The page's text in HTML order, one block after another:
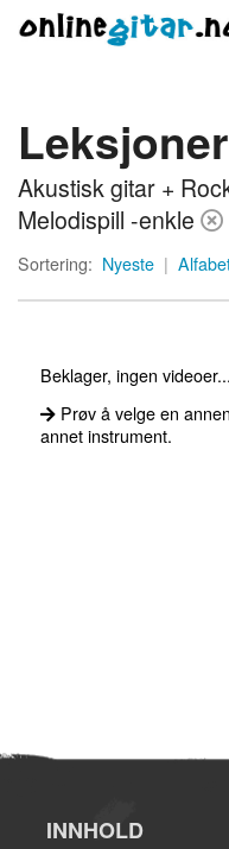
Meny
Logg inn
Bli medlem
Om onlinegitar.no
Leksjoner
Akustisk gitar +
Melodispill -enkle
Sortering: Nyeste |
Beklager, ingen videoer...
Prøv å velge en
annet instrument.
INNHOLD